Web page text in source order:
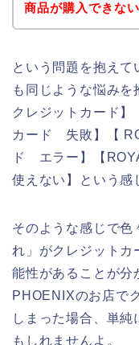
商品が購入できない
という問題を抱えて
も同じような悩み
クレジットカード
カード 失敗】【
ド エラー】【
使えない】という感
そのような感じで色
れ」がクレジットカ
能性があることが分
PHOENIXのお店で
しまった場合、単
もしれませんよ。